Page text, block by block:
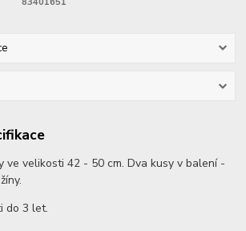
ve velikosti 42 - 50 cm. Dva kusy v balení -
do 3 let.